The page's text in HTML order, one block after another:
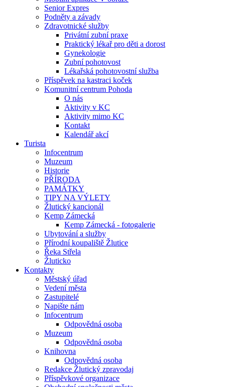
Senior Expres
Podněty a závady
Zdravotnické služby
Privátní zubní praxe
Praktický lékař pro děti a dorost
Gynekologie
Zubní pohotovost
Lékařská pohotovostní služba
Příspěvek na kastraci koček
Komunitní centrum Pohoda
O nás
Aktivity v KC
Aktivity mimo KC
Kontakt
Kalendář akcí
Turista
Infocentrum
Muzeum
Historie
PŘÍRODA
PAMÁTKY
TIPY NA VÝLETY
Žlutický kancionál
Kemp Zámecká
Kemp Zámecká - fotogalerie
Ubytování a služby
Přírodní koupaliště Žlutice
Řeka Střela
Žluticko
Kontakty
Městský úřad
Vedení města
Zastupitelé
Napište nám
Infocentrum
Odpovědná osoba
Muzeum
Odpovědná osoba
Knihovna
Odpovědná osoba
Redakce Žlutický zpravodaj
Příspěvkové organizace